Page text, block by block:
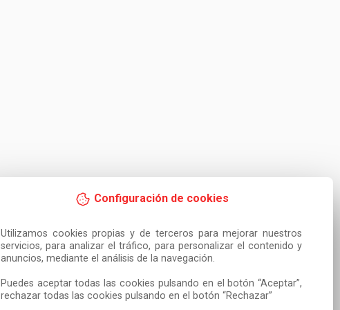
Configuración de cookies
Utilizamos cookies propias y de terceros para mejorar nuestros
servicios, para analizar el tráfico, para personalizar el contenido y
anuncios, mediante el análisis de la navegación.
Puedes aceptar todas las cookies pulsando en el botón “Aceptar”,
rechazar todas las cookies pulsando en el botón “Rechazar”